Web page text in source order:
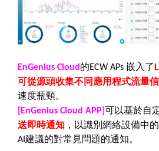
EnGenius Cloud 的ECW APs 嵌入了
可從源頭收集不同應用程式流量
速度瓶頸。
[EnGenius Cloud APP] 可以基於自
送即時通知 ，以識別網絡設備中
AI 建議的對常見問題的通知。